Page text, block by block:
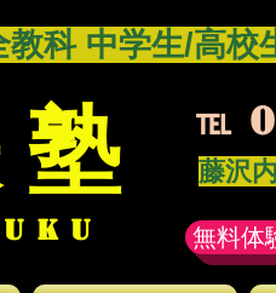
教科 中学生/高校
塾 ℡
藤沢
無料体